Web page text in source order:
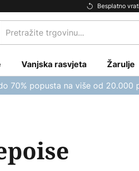
Besplatno
Pretražite
trgovinu...
Vanjska rasvjeta Žarulje
70% popusta na više od 20.000